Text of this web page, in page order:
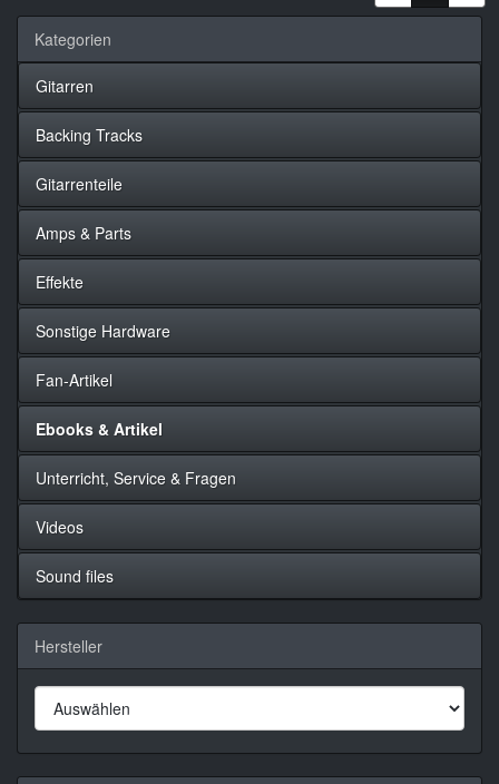
Kategorien
Gitarren
Backing Tracks
Gitarrenteile
Amps & Parts
Effekte
Sonstige Hardware
Fan-Artikel
Ebooks & Artikel
Unterricht, Service & Fragen
Videos
Sound files
Hersteller